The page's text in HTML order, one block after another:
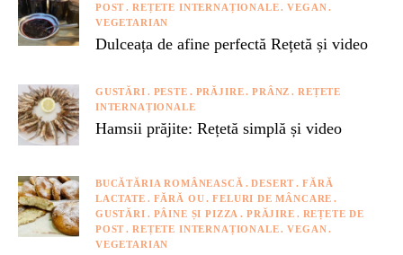
POST
REȚETE INTERNAȚIONALE
VEGAN
VEGETARIAN
Dulceața de afine perfectă Rețetă și video
GUSTĂRI PESTE PRĂJIRE PRÂNZ
REȚETE
INTERNAȚIONALE
Hamsii prăjite: Rețetă simplă și video
BUCĂTĂRIA ROMÂNEASCĂ DESERT
FĂRĂ
LACTATE
FĂRĂ OU
FELURI DE MÂNCARE
GUSTĂRI
PÂINE ȘI PIZZA PRĂJIRE
REȚETE DE
POST
REȚETE INTERNAȚIONALE
VEGAN
VEGETARIAN